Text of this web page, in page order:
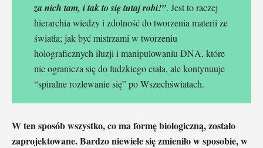
za nich tam, i tak to się tutaj robi!”. Jest to raczej
hierarchia wiedzy i zdolność do tworzenia materii ze
światła; jak być mistrzami w tworzeniu
holograficznych iluzji i manipulowaniu DNA, które
nie ogranicza się do ludzkiego ciała, ale kontynuuje
“spiralne rozlewanie się” po Wszechświatach.
W ten sposób wszystko, co ma formę biologiczną, zostało
zaprojektowane. Bardzo niewiele się zmieniło w sposobie, w